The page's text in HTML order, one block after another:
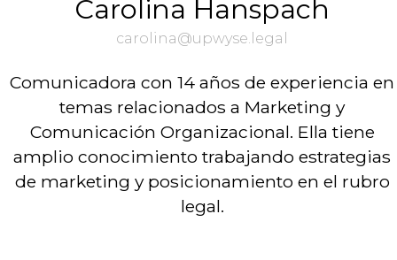
Carolina Hanspach
carolina@upwyse.legal
Comunicadora con 14 años de experiencia en
temas relacionados a Marketing y
Comunicación Organizacional. Ella tiene
amplio conocimiento trabajando estrategias
de marketing y posicionamiento en el rubro
legal.